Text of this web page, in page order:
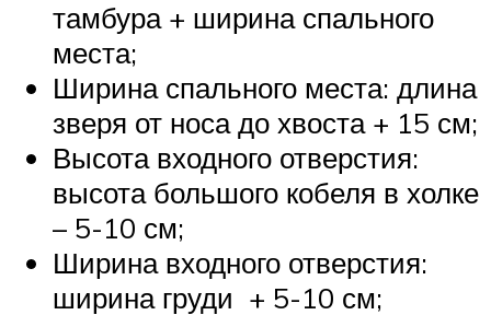
тамбура + ширина спального
места;
Ширина спального места: длина
зверя от носа до хвоста + 15 см;
Высота входного отверстия:
высота большого кобеля в холке
– 5-10 см;
Ширина входного отверстия:
ширина груди + 5-10 см;